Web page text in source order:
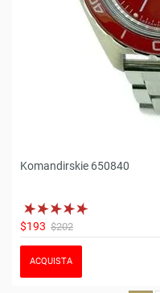
Komandirskie 650840
$193 $202
ACQUISTA